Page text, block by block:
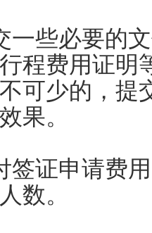
一些必要的
程费用证明
可少的，提
果。
签证申请费
数。